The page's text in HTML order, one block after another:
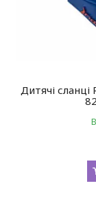
Дитячі